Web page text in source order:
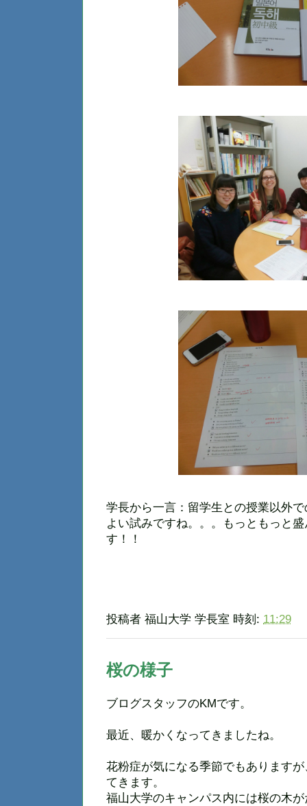
学長から一言：留学生との授業以外
よい試みですね。。。もっともっと
す！！
投稿者 福山大学 学長室 時刻: 11:29
桜の様子
ブログスタッフのKMです。
最近、暖かくなってきましたね。
花粉症が気になる季節でもあります
てきます。
福山大学のキャンパス内には桜の木